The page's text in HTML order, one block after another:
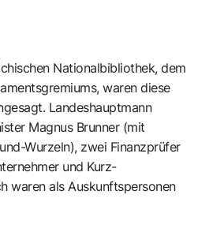
Nationalbibliothek, dem
waren diese
Landeshauptmann
Magnus Brunner (mit
Wurzeln), zwei Finanzprüfer
und Kurz-
waren als Auskunftspersonen